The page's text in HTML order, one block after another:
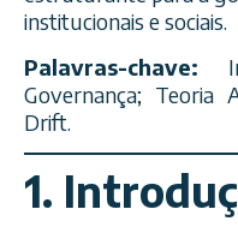
institucionais e sociais.
Palavras-chave:
Governança; Teoria
Drift.
1.